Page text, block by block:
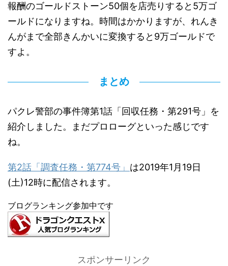
報酬のゴールドストーン50個を店売りすると5万ゴ
ールドになりますね。時間はかかりますが、れんき
んがまで全部きんかいに変換すると9万ゴールドで
すよ。
まとめ
パクレ警部の事件簿第1話「回収任務・第291号」を
紹介しました。まだプロローグといった感じです
ね。
第2話「調査任務・第774号」 は2019年1月19日
(土)12時に配信されます。
ブログランキング参加中です
スポンサーリンク